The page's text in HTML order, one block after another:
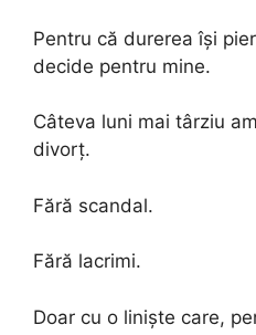
Pentru că durerea își
decide pentru mine.
Câteva luni mai târziu
divorț.
Fără scandal.
Fără lacrimi.
Doar cu o liniște care,